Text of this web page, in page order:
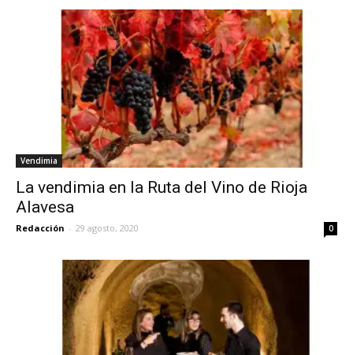
Vendimia
La vendimia en la Ruta del Vino de Rioja
Alavesa
Redacción - 29 agosto, 2020 0